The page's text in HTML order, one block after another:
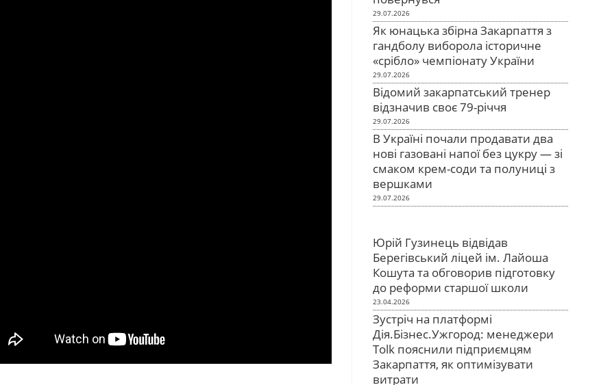
29.07.2026
Як юнацька збірна Закарпаття з
гандболу виборола історичне
«срібло» чемпіонату України
29.07.2026
Відомий закарпатський тренер
відзначив своє 79-річчя
29.07.2026
В Україні почали продавати два
нові газовані напої без цукру — зі
смаком крем-соди та полуниці з
вершками
29.07.2026
Юрій Гузинець відвідав
Берегівський ліцей ім. Лайоша
Кошута та обговорив підготовку
до реформи старшої школи
23.04.2026
Зустріч на платформі
Дія.Бізнес.Ужгород: менеджери
Tolk пояснили підприємцям
Закарпаття, як оптимізувати
витрати